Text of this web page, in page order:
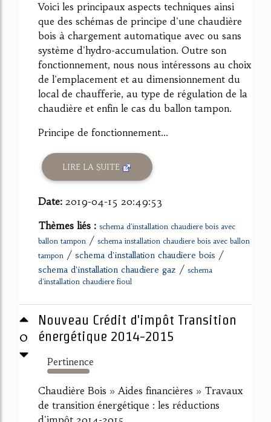
Voici les principaux aspects techniques ainsi
que des schémas de principe d'une chaudière
bois à chargement automatique avec ou sans
système d'hydro-accumulation. Outre son
fonctionnement, nous nous intéressons au choix
de l'emplacement et au dimensionnement du
local de chaufferie, au type de régulation de la
chaudière et enfin le cas du ballon tampon.
Principe de fonctionnement...
LIRE LA SUITE
Date: 2019-04-15 20:49:53
Thèmes liés : schema d'installation chaudiere bois avec
ballon tampon / schema installation chaudiere bois avec ballon
tampon / schema d'installation chaudiere bois /
schema d'installation chaudiere gaz / schema
d'installation chaudiere fioul
0
Nouveau Crédit d'impôt Transition
énergétique 2014-2015
Pertinence
608%
Chaudière Bois » Aides financières » Travaux
de transition énergétique : les réductions